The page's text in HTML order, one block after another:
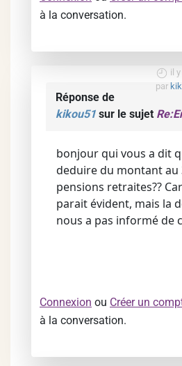
à la conversation.
il
par
Réponse de
kikou51 sur le sujet
bonjour qui vous a dit
deduire du montant au
pensions retraites??
parait évident, mais la
nous a pas informé de
Connexion ou Créer un
à la conversation.